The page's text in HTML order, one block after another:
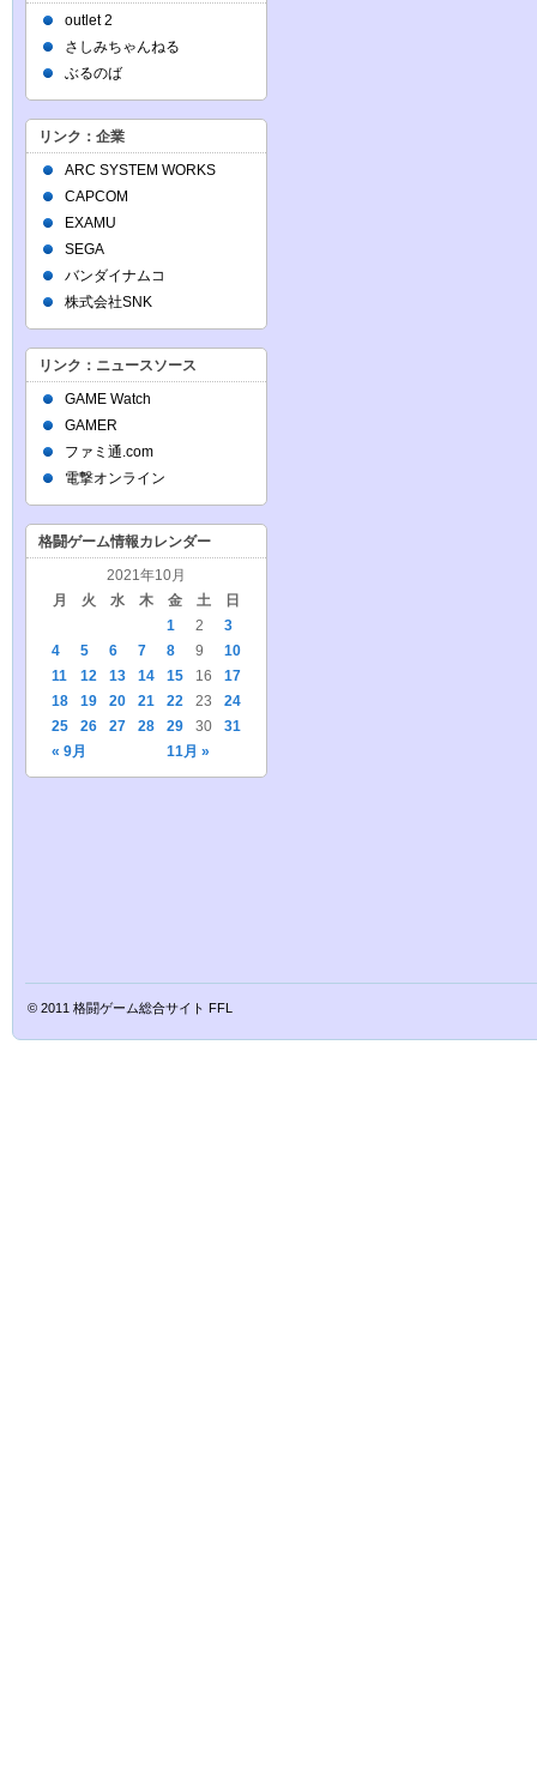
outlet 2
さしみちゃんねる
ぶるのば
リンク：企業
ARC SYSTEM WORKS
CAPCOM
EXAMU
SEGA
バンダイナムコ
株式会社SNK
リンク：ニュースソース
GAME Watch
GAMER
ファミ通.com
電撃オンライン
格闘ゲーム情報カレンダー
2021年10月
月
火 水 木 金 土 日
« 9月 11月 »
1 2
3
4
5 6 7 8 9
10
11
12 13 14 15 16
17
18
19 20 21 22 23
24
25
26 27 28 29 30 31
© 2011 格闘ゲーム総合サイト FFL